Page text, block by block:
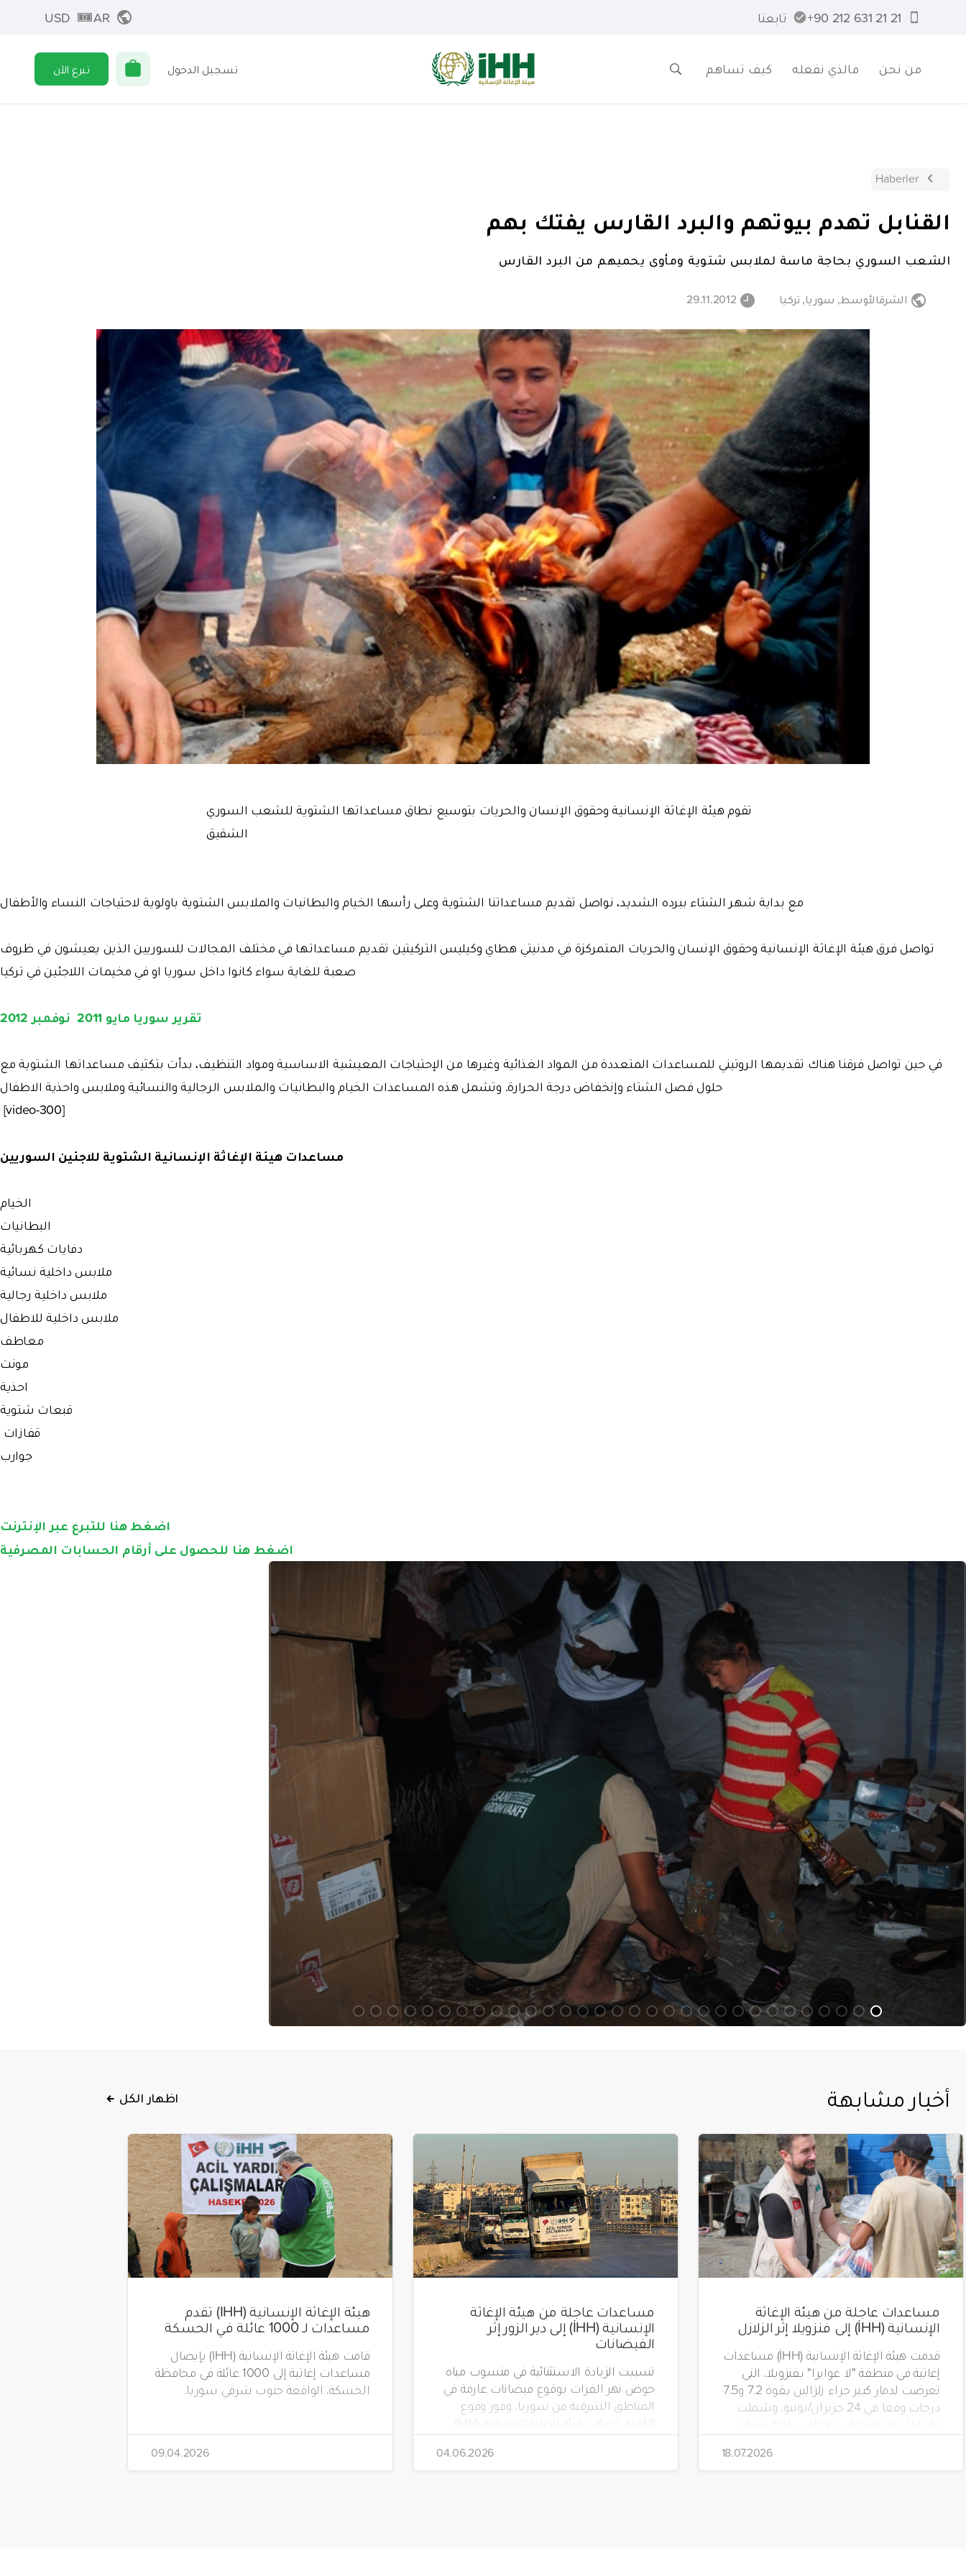
21 21 631 212 90+ تابعنا AR
USD
من نحن مالذي نفعله كيف تساهم تسجيل الدخول تبرع الآن
Haberler
القنابل تهدم بيوتهم والبرد القارس يفتك بهم
الشعب السوري بحاجة ماسة لملابس شتوية ومأوى يحميهم من البرد القارس
الشرقالأوسط, سوريا, تركيا 29.11.2012
تقوم هيئة الإغاثة الإنسانية وحقوق الإنسان والحريات بتوسيع نطاق مساعداتها الشتوية للشعب السوري
الشقيق
مع بداية شهر الشتاء ببرده الشديد، نواصل تقديم مساعداتنا الشتوية وعلى رأسها الخيام والبطانيات والملابس الشتوية باولوية لاحتياجات النساء والأطفال
تواصل فرق هيئة الإغاثة الإنسانية وحقوق الإنسان والحريات المتمركزة في مدنيتي هطاي وكيليس التركيتين تقديم مساعداتها في مختلف المجالات للسوريين الذين يعيشون في ظروف
صعبة للغاية سواء كانوا داخل سوريا او في مخيمات اللاجئين في تركيا
تقرير سوريا مايو 2011 نوفمبر 2012
في حين تواصل فرقنا هناك تقديمها الروتيني للمساعدات المتعددة من المواد الغذائية وغيرها من الإحتياجات المعيشية الاساسية ومواد التنظيف، بدأت بتكثيف مساعداتها الشتوية مع
حلول فصل الشتاء وإنخفاض درجة الحرارة. وتشمل هذه المساعدات الخيام والبطانيات والملابس الرجالية والنسائية وملابس واحذية الاطفال
[video-300]
مساعدات هيئة الإغاثة الإنسانية الشتوية للاجئين السوريين
الخيام
البطانيات
دفايات كهربائية
ملابس داخلية نسائية
ملابس داخلية رجالية
ملابس داخلية للاطفال
معاطف
مونت
احذية
قبعات شتوية
قفازات
جوارب
اضغط هنا للتبرع عبر الإنترنت
اضغط هنا للحصول على أرقام الحسابات المصرفية
أخبار مشابهة اظهار الكل
مساعدات عاجلة من هيئة الإغاثة
الإنسانية (İHH) إلى فنزويلا إثر الزلازل
قدمت هيئة الإغاثة الإنسانية (İHH) مساعدات
إغاثية في منطقة "لا غوايرا" بفنزويلا، التي
تعرضت لدمار كبير جراء زلزالين بقوة 7.2 و7.5
درجات وقعا في 24 حزيران/يونيو. وشملت
شرب، وطرود غذائية، وحقائب مستلزمات
18.07.2026
مساعدات عاجلة من هيئة الإغاثة
الإنسانية (İHH) إلى دير الزور إثر
الفيضانات
تسببت الزيادة الاستثنائية في منسوب مياه
حوض نهر الفرات بوقوع فيضانات عارمة في
المناطق الشرقية من سوريا. وفور وقوع
الكارثة، تحركت هيئة الإغاثة الإنسانية (İHH)
بشكل عاجل وأرسلت شاحنة مساعدات
طارئة إلى منطقة دير الزور المتضررة.04.06.2026
هيئة الإغاثة الإنسانية (IHH) تقدم
مساعدات لـ 1000 عائلة في الحسكة
قامت هيئة الإغاثة الإنسانية (IHH) بإيصال
مساعدات إغاثية إلى 1000 عائلة في محافظة
الحسكة، الواقعة جنوب شرقي سوريا.
09.04.2026